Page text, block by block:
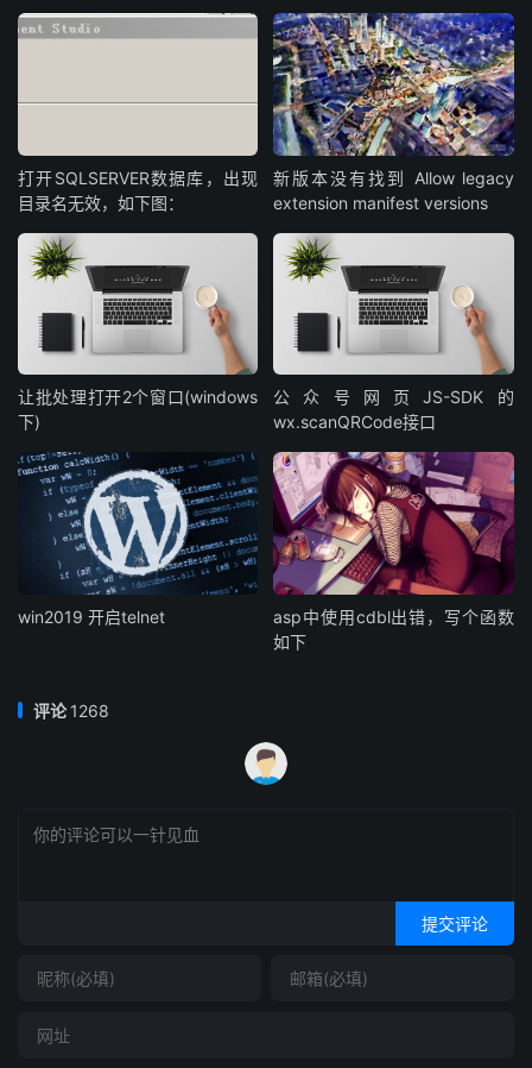
打开SQLSERVER数据库，出现
目录名无效，如下图：
新版本没有找到 Allow legacy
extension manifest versions
让批处理打开2个窗口(windows
下)
公众号网页JS-SDK的
wx.scanQRCode接口
win2019 开启telnet
asp中使用cdbl出错，写个函数
如下
评论1268
提交评论